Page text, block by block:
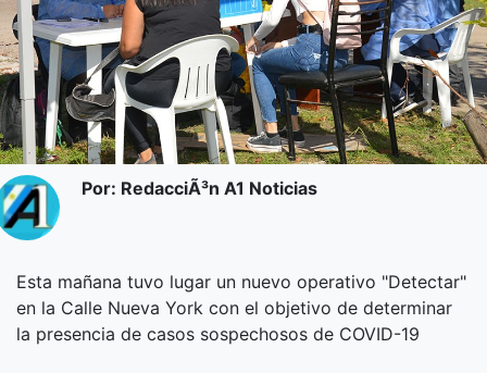
Por: RedacciÃ³n A1 Noticias
Esta mañana tuvo lugar un nuevo operativo "Detectar"
en la Calle Nueva York con el objetivo de determinar
la presencia de casos sospechosos de COVID-19